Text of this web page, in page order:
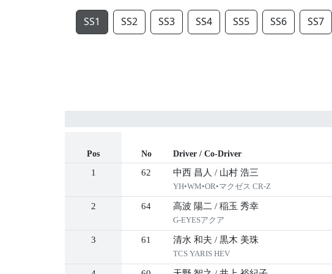
SS1 SS2 SS3 SS4 SS5 SS6 SS7
Pos No Driver / Co-Driver
1 62 中西 昌人 / 山村 浩三
YH•WM•OR•マクゼス CR-Z
2 64 高波 陽二 / 稲玉 秀幸
G-EYESアクア
3 61 清水 和夫 / 黒木 美珠
TCS YARIS HEV